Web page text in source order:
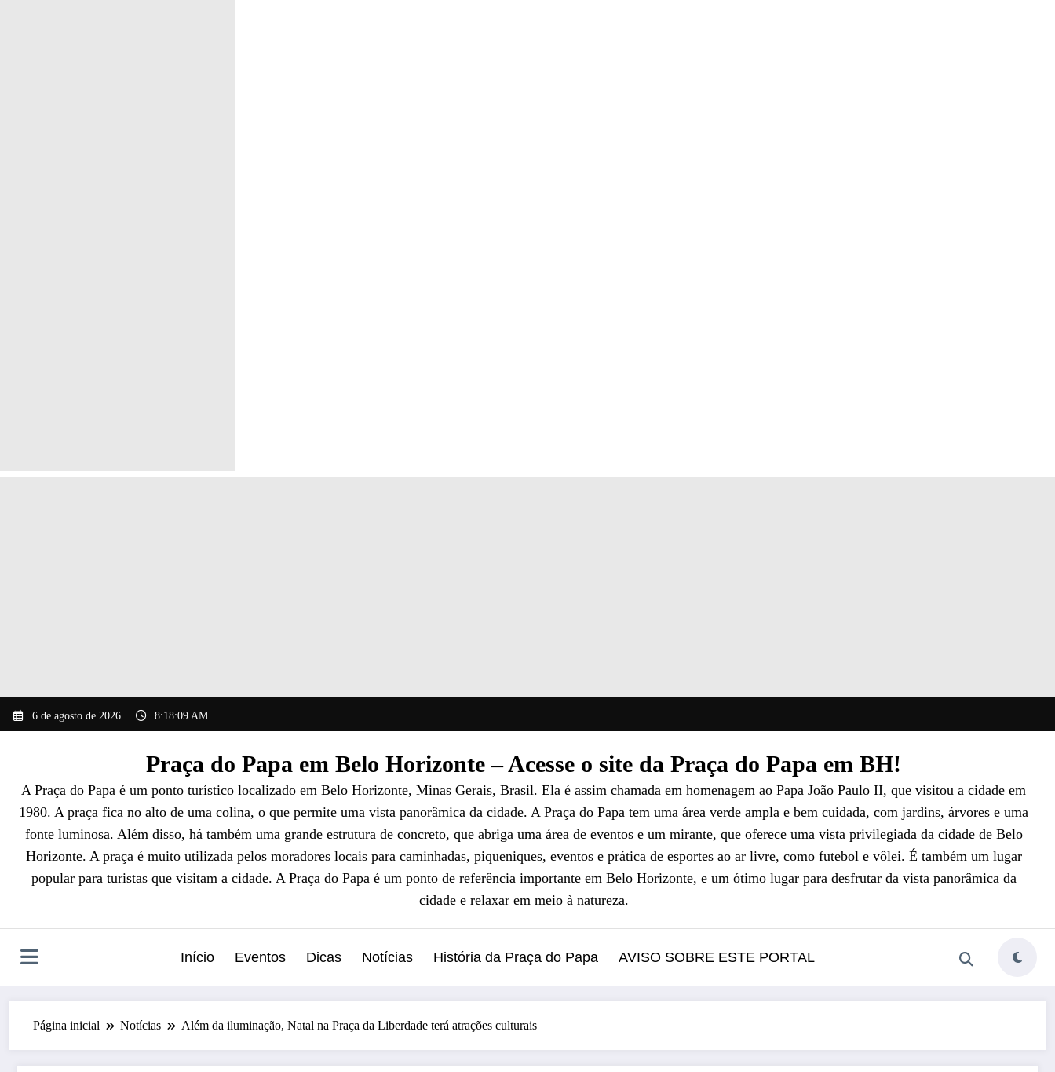
para
6 de agosto de 2026 8:18:10 AM
Praça do Papa em Belo Horizonte – Acesse o site da Praça do Papa em BH!
A Praça do Papa é um ponto turístico localizado em Belo Horizonte, Minas Gerais, Brasil. Ela é assim chamada em homenagem ao Papa João Paulo II, que visitou a cidade em
1980. A praça fica no alto de uma colina, o que permite uma vista panorâmica da cidade. A Praça do Papa tem uma área verde ampla e bem cuidada, com jardins, árvores e uma
fonte luminosa. Além disso, há também uma grande estrutura de concreto, que abriga uma área de eventos e um mirante, que oferece uma vista privilegiada da cidade de Belo
Horizonte. A praça é muito utilizada pelos moradores locais para caminhadas, piqueniques, eventos e prática de esportes ao ar livre, como futebol e vôlei. É também um lugar
popular para turistas que visitam a cidade. A Praça do Papa é um ponto de referência importante em Belo Horizonte, e um ótimo lugar para desfrutar da vista panorâmica da
cidade e relaxar em meio à natureza.
Início Eventos Dicas Notícias História da Praça do Papa AVISO SOBRE ESTE PORTAL
Página inicial Notícias Além da iluminação, Natal na Praça da Liberdade terá atrações culturais